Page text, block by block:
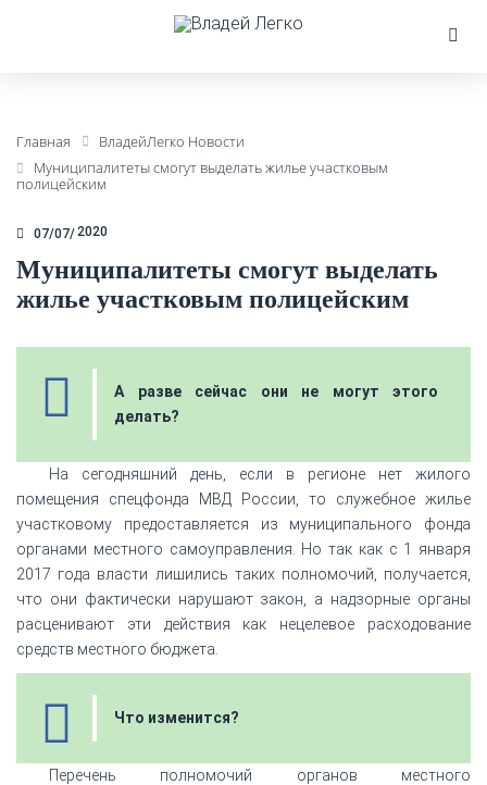
Главная
ВладейЛегко Новости
Муниципалитеты смогут выделать жилье участковым
полицейским
07/07 2020
Муниципалитеты смогут выделать
жилье участковым полицейским
А разве сейчас они не могут этого
делать?
На сегодняшний день, если в регионе нет жилого
помещения спецфонда МВД России, то служебное жилье
участковому предоставляется из муниципального фонда
органами местного самоуправления. Но так как с 1 января
2017 года власти лишились таких полномочий, получается,
что они фактически нарушают закон, а надзорные органы
расценивают эти действия как нецелевое расходование
средств местного бюджета.
Что изменится?
Перечень полномочий органов местного